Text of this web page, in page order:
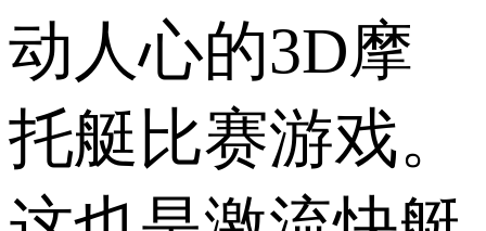
动人心的3D摩
托艇比赛游戏。